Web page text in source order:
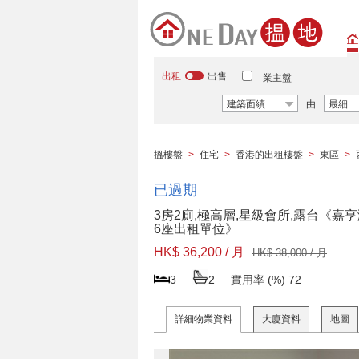
出租 出售 業主盤
建築面績 由 最細
搵樓盤 > 住宅 > 香港的出租樓盤 > 東區 >
已過期
3房2廁,極高層,星級會所,露台《嘉
6座出租單位》
HK$ 36,200 / 月
HK$ 38,000 / 月
3 2 實用率 (%) 72
詳細物業資料 大廈資料 地圖